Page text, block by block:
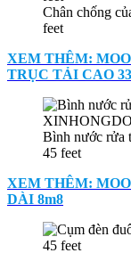
Chân chống
feet
XEM THÊM:
TRỤC TẢI CAO
Bình nước rửa
45 feet
XEM THÊM:
DÀI 8m8